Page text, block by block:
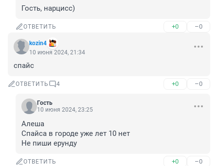
Гость, нарцисс)
ОТВЕТИТЬ +0 –0
kozin4
10 июня 2024, 21:34
спайс
ОТВЕТИТЬ 4 +0 –0
Гость
10 июня 2024, 23:25
Алеша
Спайса в городе уже лет 10 нет
Не пиши ерунду
ОТВЕТИТЬ +0 –0